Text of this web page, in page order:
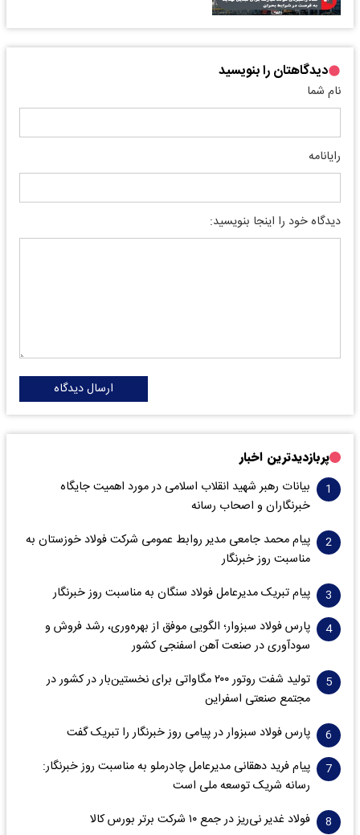
دیدگاهتان را بنویسید
نام شما
رایانامه
دیدگاه خود را اینجا بنویسید:
ارسال دیدگاه
پربازدیدترین اخبار
بیانات رهبر شهید انقلاب اسلامی در مورد اهمیت جایگاه
خبرنگاران و اصحاب رسانه
پیام محمد جامعی مدیر روابط عمومی شرکت فولاد خوزستان به
مناسبت روز خبرنگار
پیام تبریک مدیرعامل فولاد سنگان به مناسبت روز خبرنگار
پارس فولاد سبزوار؛ الگویی موفق از بهره‌وری، رشد فروش و
سود‌آوری در صنعت آهن اسفنجی کشور
تولید شفت روتور ۲۰۰ مگاواتی برای نخستین‌بار در کشور در
مجتمع صنعتی اسفراین
پارس فولاد سبزوار در پیامی روز خبرنگار را تبریک گفت
پیام فرید دهقانی مدیرعامل چادرملو به مناسبت روز خبرنگار:
رسانه شریک توسعه ملی است
فولاد غدیر نی‌ریز در جمع ۱۰ شرکت برتر بورس کالا